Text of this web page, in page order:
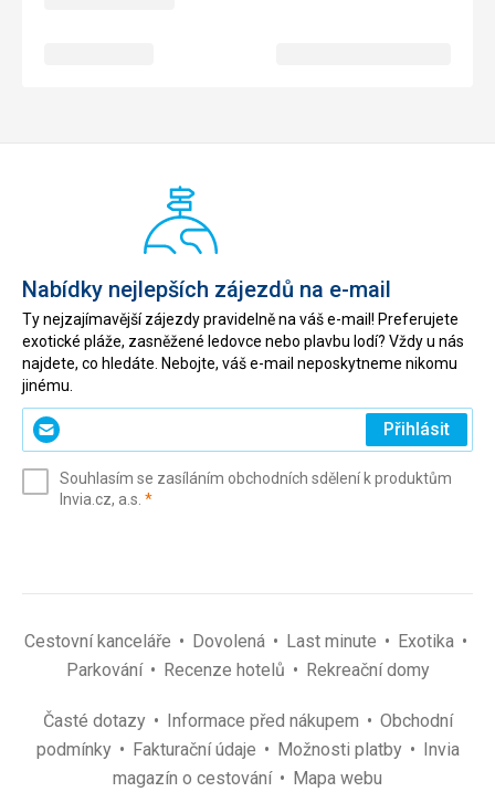
Nabídky nejlepších zájezdů na e-mail
Ty nejzajímavější zájezdy pravidelně na váš e-mail! Preferujete
exotické pláže, zasněžené ledovce nebo plavbu lodí? Vždy u nás
najdete, co hledáte. Nebojte, váš e-mail neposkytneme nikomu
jinému.
Zadejte
svůj
(povinné)
Přihlásit
Souhlasím se zasíláním obchodních sdělení k produktům
Invia.cz, a.s. *(povinné)
Cestovní kanceláře Dovolená Last minute
Exotika
Parkování
Recenze hotelů Rekreační domy
Časté dotazy Informace před nákupem
Obchodní
podmínky
Fakturační údaje Možnosti platby
Invia
magazín o cestování
Mapa webu